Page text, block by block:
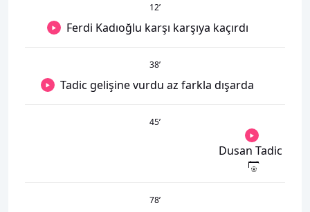
12’
Ferdi Kadıoğlu karşı karşıya kaçırdı
38’
Tadic gelişine vurdu az farkla dışarda
45’
Dusan Tadic
78’